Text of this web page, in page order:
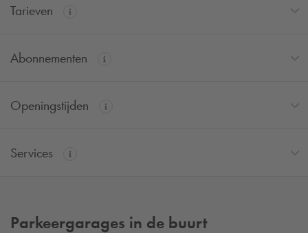
Tarieven
Abonnementen
Openingstijden
Services
Parkeergarages in de buurt